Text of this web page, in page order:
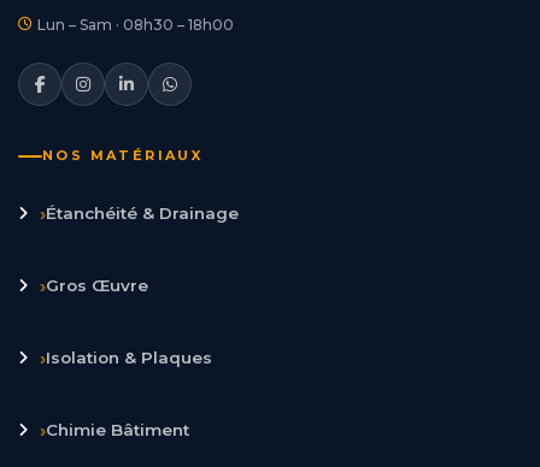
Lun – Sam · 08h30 – 18h00
NOS MATÉRIAUX
›Étanchéité & Drainage
›Gros Œuvre
›Isolation & Plaques
›Chimie Bâtiment